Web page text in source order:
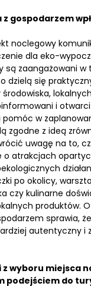
gospodarzem
noclegowy
dla eko-
są zaangażowani
dzielą się
i
w
zgodne z ideą
uwagę na to,
atrakcjach
po okolicy,
czy kulinarne
produktów.
sprawia,
autentyczny i
wyboru miejsca
podejściem do